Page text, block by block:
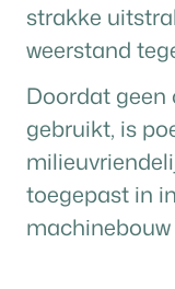
strakke
weerstand
Doordat geen
gebruikt, is
toegepast in